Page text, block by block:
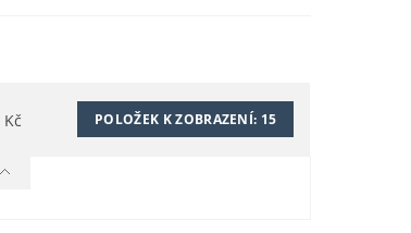
Kč POLOŽEK K ZOBRAZENÍ: 15